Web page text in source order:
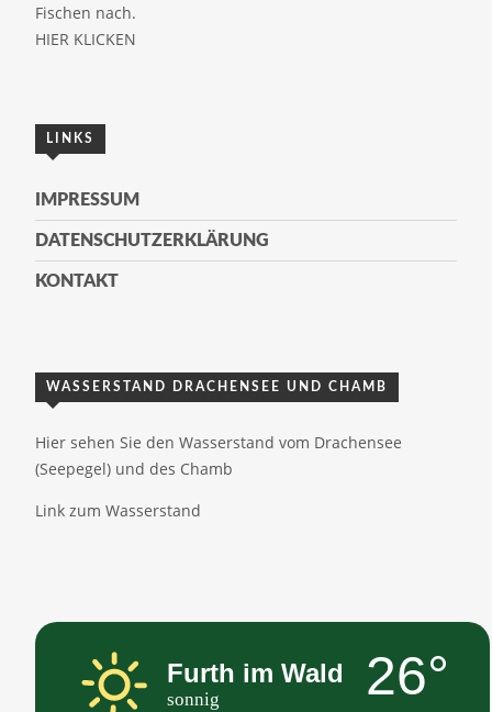
Fischen nach.
HIER KLICKEN
LINKS
IMPRESSUM
DATENSCHUTZERKLÄRUNG
KONTAKT
WASSERSTAND DRACHENSEE UND CHAMB
Hier sehen Sie den Wasserstand vom Drachensee
(Seepegel) und des Chamb
Link zum Wasserstand
Furth im Wald
sonnig 26°